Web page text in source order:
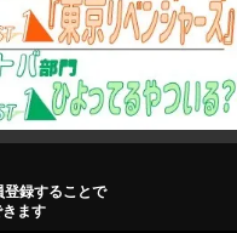
録することで
ます